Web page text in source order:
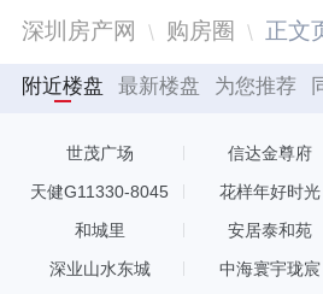
深圳房产网 购房圈 正文
附近楼盘 最新楼盘 为您推荐
世茂广场 信达金尊府
天健G11330-8045 花样年好时光
和城里 安居泰和苑
深业山水东城 中海寰宇珑宸